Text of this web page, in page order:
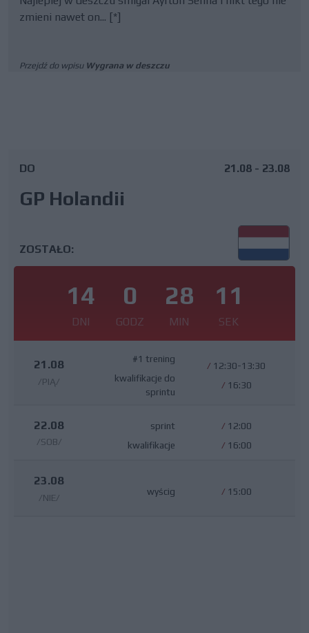
zmieni nawet on... [*]
Przejdź do wpisu Wygrana w deszczu
DO
GP Holandii
21.08 - 23.08
ZOSTAŁO:
14
DNI
0
GODZ
28
MIN
10
SEK
21.08
/PIĄ/
#1 trening
kwalifikacje do
sprintu
/ 12:30-13:30
/ 16:30
22.08
/SOB/
sprint
kwalifikacje
/ 12:00
/ 16:00
23.08
/NIE/
wyścig / 15:00